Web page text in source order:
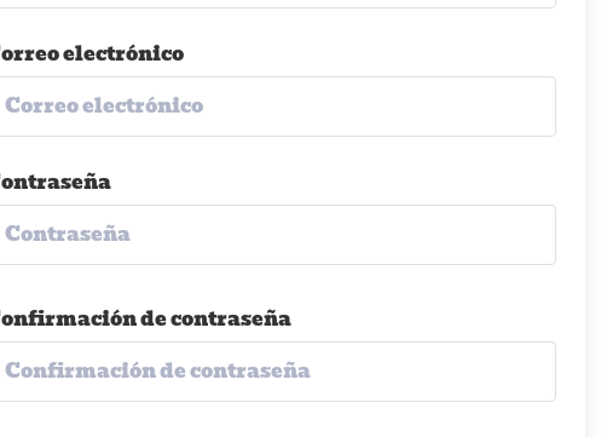
electrónico
de contraseña